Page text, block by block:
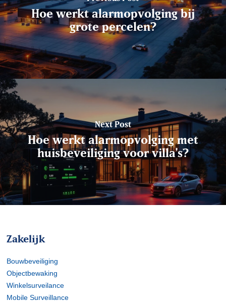
Hoe werkt alarmopvolging bij
grote percelen?
Next Post
Hoe werkt alarmopvolging met
huisbeveiliging voor villa's?
Zakelijk
Bouwbeveiliging
Objectbewaking
Winkelsurveilance
Mobile Surveillance